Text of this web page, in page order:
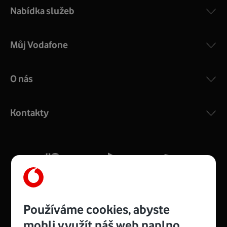
COMPAL CH7465VF
silný signál pro celou domácnost. Kompaktní rozměry 21
Více o COMPAL CH7465VF
Nabídka služeb
Můj Vodafone
O nás
Kontakty
Používáme cookies, abyste